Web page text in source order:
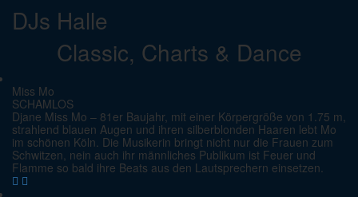
DJs Halle
Classic, Charts & Dance
Miss Mo
SCHAMLOS
Djane Miss Mo – 81er Baujahr, mit einer Körpergröße von 1.75 m,
strahlend blauen Augen und ihren silberblonden Haaren lebt Mo
im schönen Köln. Die Musikerin bringt nicht nur die Frauen zum
Schwitzen, nein auch ihr männliches Publikum ist Feuer und
Flamme so bald ihre Beats aus den Lautsprechern einsetzen.